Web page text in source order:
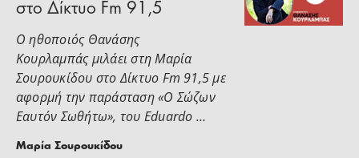
στο Δίκτυο Fm 91,5
Ο ηθοποιός Θανάσης
Κουρλαμπάς μιλάει στη Μαρία
Σουρουκίδου στο Δίκτυο Fm 91,5 με
αφορμή την παράσταση «Ο Σώζων
Εαυτόν Σωθήτω», του Eduardo …
Μαρία Σουρουκίδου